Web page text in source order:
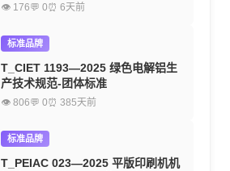
👁 176💬 0⏰ 6天前
标准品牌
T_CIET 1193—2025 绿色电解铝生
产技术规范-团体标准
👁 806💬 0⏰ 385天前
标准品牌
T_PEIAC 023—2025 平版印刷机机